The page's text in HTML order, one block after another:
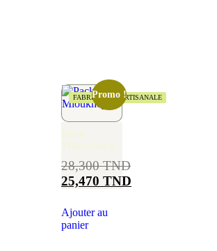
Promo !
FABRICATION ARTISANALE
28,300TND
25,470 TND
Ajouter au
panier